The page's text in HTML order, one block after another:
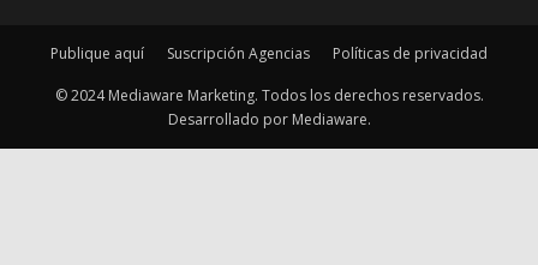
Publique aquí Suscripción Agencias Políticas de privacidad
© 2024 Mediaware Marketing. Todos los derechos reservados.
Desarrollado por Mediaware.